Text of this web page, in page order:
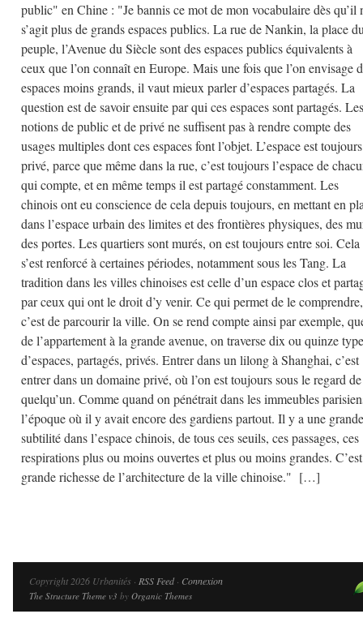
public" en Chine : "Je bannis ce mot de mon vocabulaire dès qu’il
s’agit plus de grands espaces publics. La rue de Nankin, la place
peuple, l’Avenue du Siècle sont des espaces publics équivalents à
ceux que l’on connaît en Europe. Mais une fois que l’on envisage
espaces moins grands, il vaut mieux parler d’espaces partagés. La
question est de savoir ensuite par qui ces espaces sont partagés. Les
notions de public et de privé ne suffisent pas à rendre compte des
usages multiples dont ces espaces font l’objet. L’espace est toujours
privé, parce que même dans la rue, c’est toujours l’espace de
qui compte, et en même temps il est partagé constamment. Les
chinois ont eu conscience de cela depuis toujours, en mettant en
dans l’espace urbain des limites et des frontières physiques, des
des portes. Les quartiers sont murés, on est toujours entre soi. Cela
s’est renforcé à certaines périodes, notamment sous les Tang. La
tradition dans les villes chinoises est celle d’un espace clos et
par ceux qui ont le droit d’y venir. Ce qui permet de le comprendre,
c’est de parcourir la ville. On se rend compte ainsi par exemple,
de l’appartement à la grande avenue, on traverse dix ou quinze
d’espaces, partagés, privés. Entrer dans un lilong à Shanghai, c’est
entrer dans un domaine privé, où l’on est toujours sous le regard de
quelqu’un. Comme quand on pénétrait dans les immeubles
l’époque où il y avait encore des gardiens partout. Il y a une grande
subtilité dans l’espace chinois, de tous ces seuils, ces passages, ces
respirations plus ou moins ouvertes et plus ou moins grandes.
grande richesse de l’architecture de la ville chinoise." […]
Copyright 2026 Urbanités · RSS Feed· Connexion
The Structure Theme v3 by Organic Themes